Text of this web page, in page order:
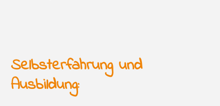
Selbsterfahrung und
Ausbildung: